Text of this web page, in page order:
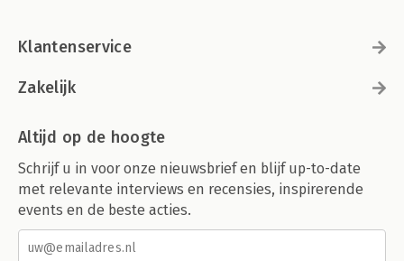
Klantenservice
Zakelijk
Altijd op de hoogte
Schrijf u in voor onze nieuwsbrief en blijf up-to-date
met relevante interviews en recensies, inspirerende
events en de beste acties.